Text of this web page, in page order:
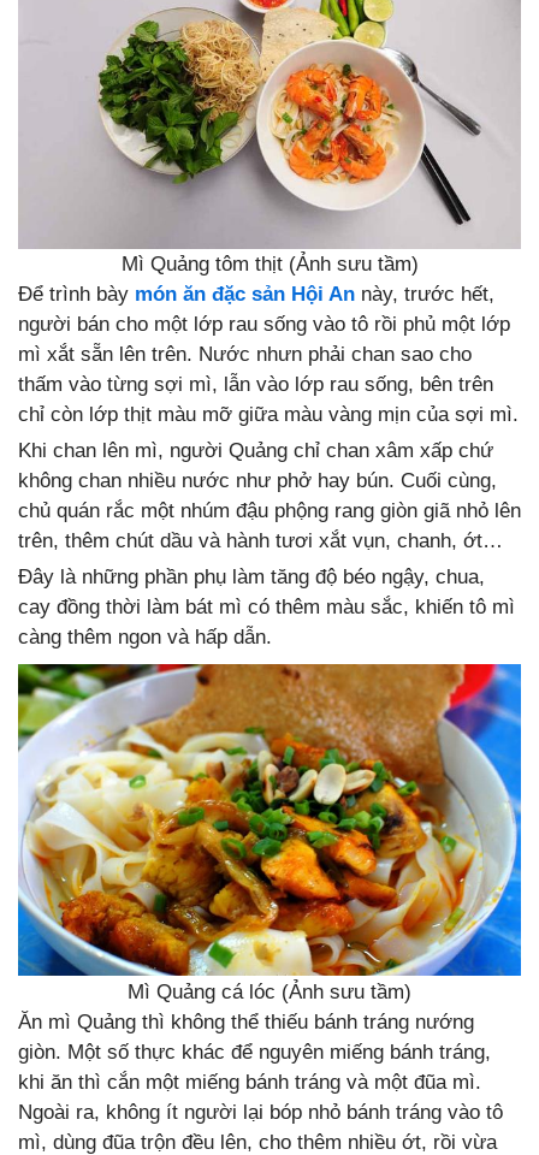
Mì Quảng tôm thịt (Ảnh sưu tầm)
Để trình bày món ăn đặc sản Hội An này, trước hết,
người bán cho một lớp rau sống vào tô rồi phủ một lớp
mì xắt sẵn lên trên. Nước nhưn phải chan sao cho
thấm vào từng sợi mì, lẫn vào lớp rau sống, bên trên
chỉ còn lớp thịt màu mỡ giữa màu vàng mịn của sợi mì.
Khi chan lên mì, người Quảng chỉ chan xâm xấp chứ
không chan nhiều nước như phở hay bún. Cuối cùng,
chủ quán rắc một nhúm đậu phộng rang giòn giã nhỏ lên
trên, thêm chút dầu và hành tươi xắt vụn, chanh, ớt…
Đây là những phần phụ làm tăng độ béo ngậy, chua,
cay đồng thời làm bát mì có thêm màu sắc, khiến tô mì
càng thêm ngon và hấp dẫn.
Mì Quảng cá lóc (Ảnh sưu tầm)
Ăn mì Quảng thì không thể thiếu bánh tráng nướng
giòn. Một số thực khác để nguyên miếng bánh tráng,
khi ăn thì cắn một miếng bánh tráng và một đũa mì.
Ngoài ra, không ít người lại bóp nhỏ bánh tráng vào tô
mì, dùng đũa trộn đều lên, cho thêm nhiều ớt, rồi vừa